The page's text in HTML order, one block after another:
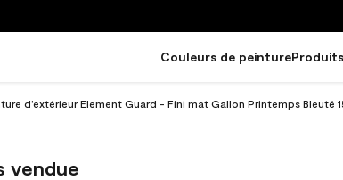
Couleurs de peintureProduits
d’extérieur Element Guard - Fini mat Gallon Printemps Bleuté
vendue